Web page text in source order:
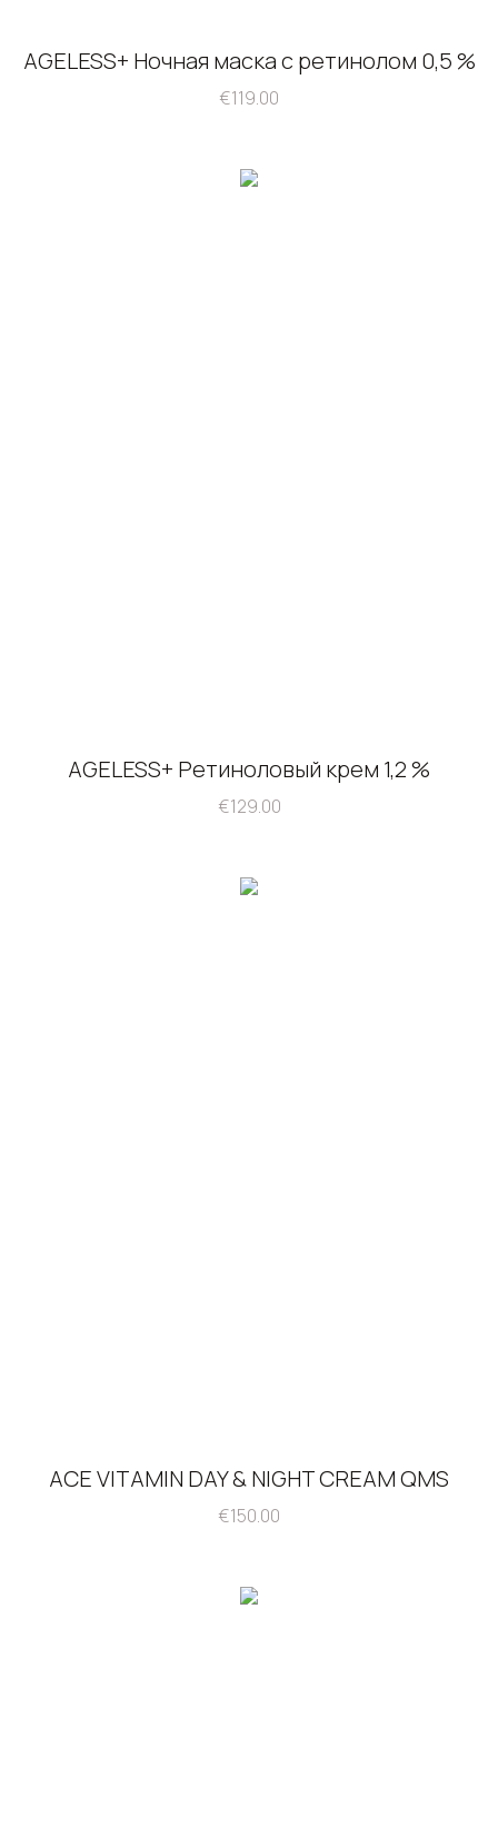
AGELESS+ Ночная маска с ретинолом 0,5 %
€119.00
AGELESS+ Ретиноловый крем 1,2 %
€129.00
ACE VITAMIN DAY & NIGHT CREAM QMS
€150.00